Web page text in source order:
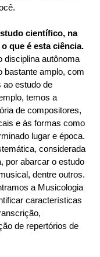
científico, na
que é esta ciência.
disciplina autônoma
bastante amplo, com
ao estudo de
temos a
de compositores,
e às formas como
lugar e época.
considerada
por abarcar o estudo
dentre outros.
a Musicologia
características
de repertórios de